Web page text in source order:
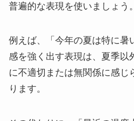
普遍的な表現を使いましょう。
例えば、「今年の夏は特に暑
感を強く出す表現は、夏季以
に不適切または無関係に感じ
ります。